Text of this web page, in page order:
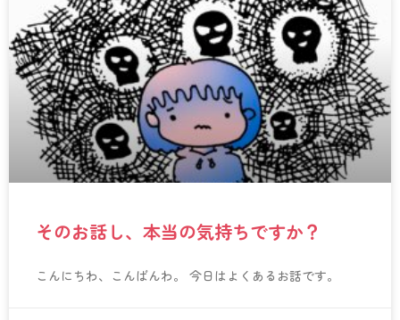
そのお話し、本当の気持ちですか？
こんにちわ、こんばんわ。 今日はよくあるお話です。